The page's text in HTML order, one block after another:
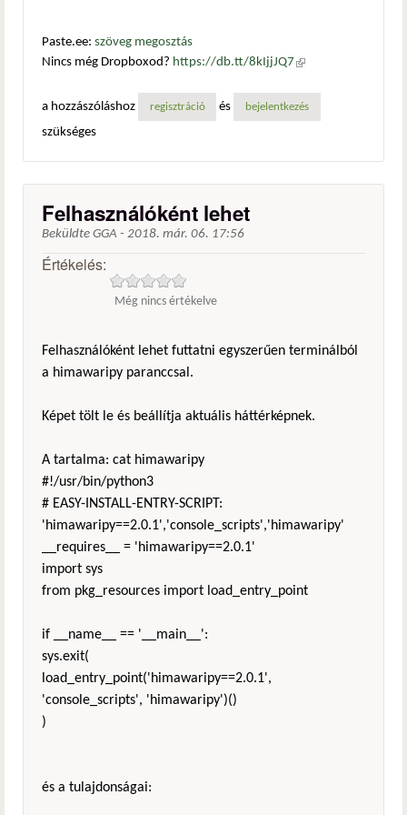
Paste.ee: szöveg megosztás
Nincs még Dropboxod? https://db.tt/8kIjjJQ7 (külső
a hozzászóláshoz
regisztráció és bejelentkezés
szükséges
Felhasználóként lehet
Beküldte GGA - 2018. már. 06. 17:56
Értékelés:
Még nincs értékelve
Felhasználóként lehet futtatni egyszerűen terminálból
a himawaripy paranccsal.
Képet tölt le és beállítja aktuális háttérképnek.
A tartalma: cat himawaripy
#!/usr/bin/python3
# EASY-INSTALL-ENTRY-SCRIPT:
'himawaripy==2.0.1','console_scripts','himawaripy'
__requires__ = 'himawaripy==2.0.1'
import sys
from pkg_resources import load_entry_point
if __name__ == '__main__':
sys.exit(
load_entry_point('himawaripy==2.0.1',
'console_scripts', 'himawaripy')()
)
és a tulajdonságai: